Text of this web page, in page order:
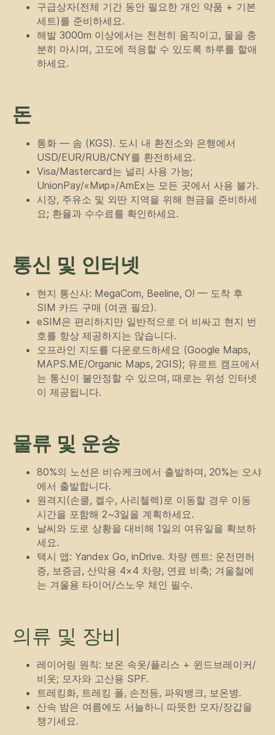
구급상자(전체 기간 동안 필요한 개인 약품 + 기본
세트)를 준비하세요.
해발 3000m 이상에서는 천천히 움직이고, 물을 충
분히 마시며, 고도에 적응할 수 있도록 하루를 할애
하세요.
돈
통화 — 솜 (KGS). 도시 내 환전소와 은행에서
USD/EUR/RUB/CNY를 환전하세요.
Visa/Mastercard는 널리 사용 가능;
UnionPay/«Мир»/AmEx는 모든 곳에서 사용 불가.
시장, 주유소 및 외딴 지역을 위해 현금을 준비하세
요; 환율과 수수료를 확인하세요.
통신 및 인터넷
현지 통신사: MegaCom, Beeline, O! — 도착 후
SIM 카드 구매 (여권 필요).
eSIM은 편리하지만 일반적으로 더 비싸고 현지 번
호를 항상 제공하지는 않습니다.
오프라인 지도를 다운로드하세요 (Google Maps,
MAPS.ME/Organic Maps, 2GIS); 유르트 캠프에서
는 통신이 불안정할 수 있으며, 때로는 위성 인터넷
이 제공됩니다.
물류 및 운송
80%의 노선은 비슈케크에서 출발하며, 20%는 오샤
에서 출발합니다.
원격지(손쿨, 켈수, 사리첼렉)로 이동할 경우 이동
시간을 포함해 2~3일을 계획하세요.
날씨와 도로 상황을 대비해 1일의 여유일을 확보하
세요.
택시 앱: Yandex Go, inDrive. 차량 렌트: 운전면허
증, 보증금, 산악용 4×4 차량, 연료 비축; 겨울철에
는 겨울용 타이어/스노우 체인 필수.
의류 및 장비
레이어링 원칙: 보온 속옷/플리스 + 윈드브레이커/
비옷; 모자와 고산용 SPF.
트레킹화, 트레킹 폴, 손전등, 파워뱅크, 보온병.
산속 밤은 여름에도 서늘하니 따뜻한 모자/장갑을
챙기세요.